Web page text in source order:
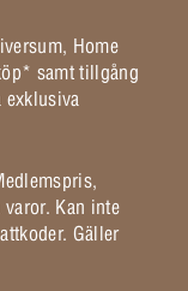
Home
samt tillgång
Kan inte
Gäller